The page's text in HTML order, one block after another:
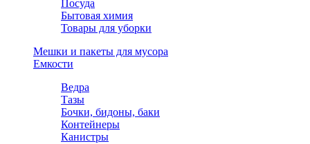
Посуда
Бытовая химия
Товары для уборки
Мешки и пакеты для мусора
Емкости
Ведра
Тазы
Бочки, бидоны, баки
Контейнеры
Канистры